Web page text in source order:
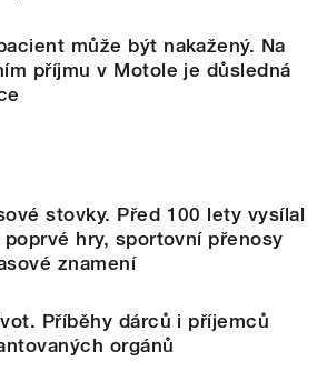
může být nakažený. Na
příjmu v Motole je důsledná
stovky. Před 100 lety vysílal
poprvé hry, sportovní přenosy
znamení
Příběhy dárců i příjemců
orgánů